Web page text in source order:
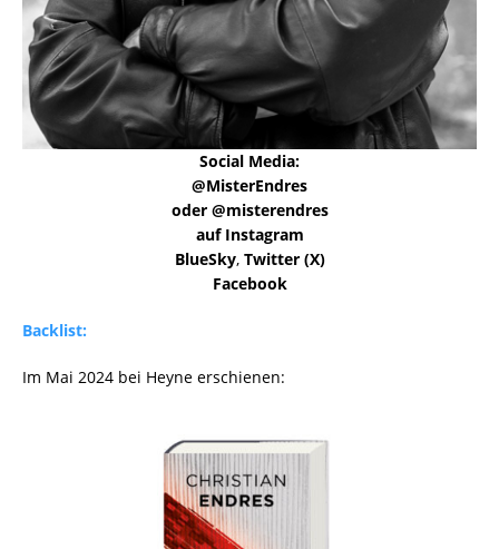
Social Media:
@MisterEndres
oder @misterendres
auf Instagram
BlueSky, Twitter (X)
Facebook
Backlist:
Im Mai 2024 bei Heyne erschienen: